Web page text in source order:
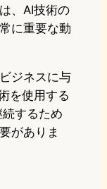
、AI技術の
に重要な動
ジネスに与
を使用する
するため
がありま